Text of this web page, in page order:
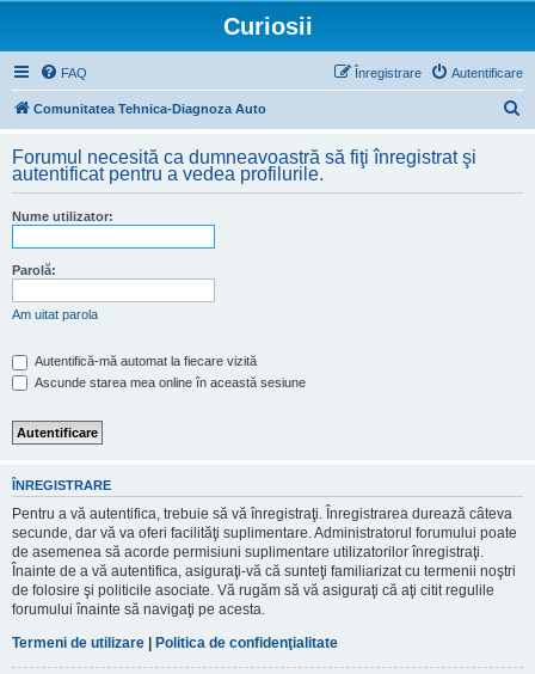
Curiosii
FAQ Autentificare
Înregistrare
Comunitatea Tehnica-Diagnoza Auto
t
Forumul necesită ca dumneavoastră să fiţi înregistrat şi
autentificat pentru a vedea profilurile.
Nume utilizator:
Parolă:
Am uitat parola
Autentifică-mă automat la fiecare vizită
Ascunde starea mea online în această sesiune
ÎNREGISTRARE
Pentru a vă autentifica, trebuie să vă înregistraţi. Înregistrarea durează câteva
secunde, dar vă va oferi facilităţi suplimentare. Administratorul forumului poate
de asemenea să acorde permisiuni suplimentare utilizatorilor înregistraţi.
Înainte de a vă autentifica, asiguraţi-vă că sunteţi familiarizat cu termenii noştri
de folosire şi politicile asociate. Vă rugăm să vă asiguraţi că aţi citit regulile
forumului înainte să navigaţi pe acesta.
Termeni de utilizare | Politica de confidenţialitate